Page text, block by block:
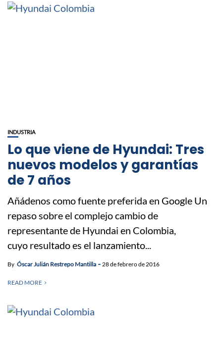
INDUSTRIA
Lo que viene de Hyundai: Tres
nuevos modelos y garantías
de 7 años
Añádenos como fuente preferida en Google Un
repaso sobre el complejo cambio de
representante de Hyundai en Colombia,
cuyo resultado es el lanzamiento...
By Óscar Julián Restrepo Mantilla 28 de febrero de 2016
READ MORE